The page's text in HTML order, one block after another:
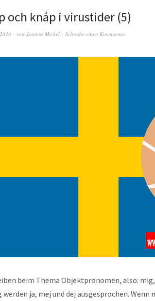
och knåp i virustider (5)
von Joanna Michel Schreibe einen Kommentar
beim Thema Objektpronomen, also:
werden ja, mej und dej ausgesprochen.